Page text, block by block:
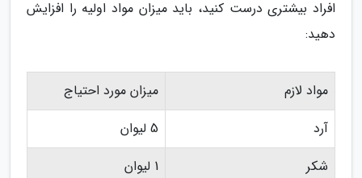
افراد بیشتری درست کنید، باید میزان مواد اولیه را افزایش
دهید:
مواد لازم
میزان مورد احتیاج
آرد
5 لیوان
شکر
1 لیوان